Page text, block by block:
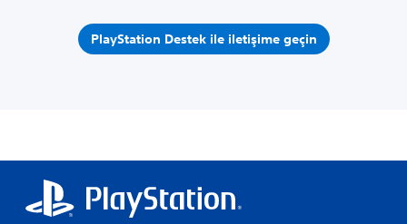
PlayStation Destek ile iletişime geçin